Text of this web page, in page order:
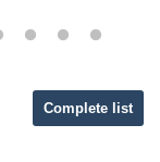
Complete list